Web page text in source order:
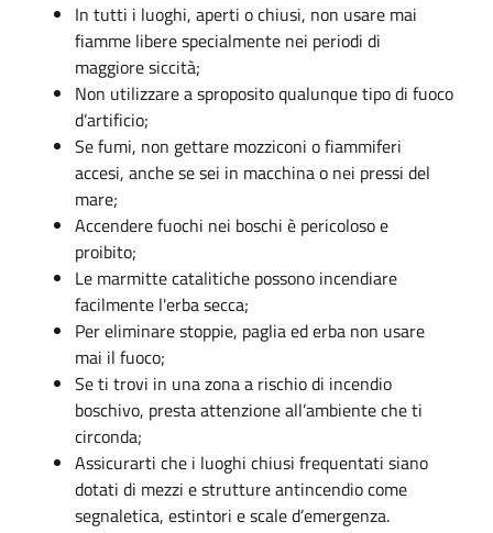
In tutti i luoghi, aperti o chiusi, non usare mai
fiamme libere specialmente nei periodi di
maggiore siccità;
Non utilizzare a sproposito qualunque tipo di fuoco
d’artificio;
Se fumi, non gettare mozziconi o fiammiferi
accesi, anche se sei in macchina o nei pressi del
mare;
Accendere fuochi nei boschi è pericoloso e
proibito;
Le marmitte catalitiche possono incendiare
facilmente l'erba secca;
Per eliminare stoppie, paglia ed erba non usare
mai il fuoco;
Se ti trovi in una zona a rischio di incendio
boschivo, presta attenzione all’ambiente che ti
circonda;
Assicurarti che i luoghi chiusi frequentati siano
dotati di mezzi e strutture antincendio come
segnaletica, estintori e scale d’emergenza.